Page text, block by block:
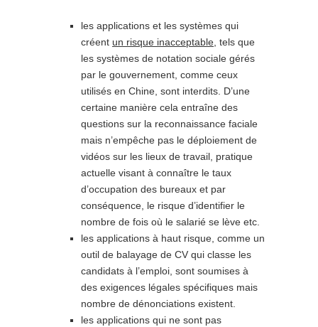
les applications et les systèmes qui
créent un risque inacceptable , tels que
les systèmes de notation sociale gérés
par le gouvernement, comme ceux
utilisés en Chine, sont interdits. D’une
certaine manière cela entraîne des
questions sur la reconnaissance faciale
mais n’empêche pas le déploiement de
vidéos sur les lieux de travail, pratique
actuelle visant à connaître le taux
d’occupation des bureaux et par
conséquence, le risque d’identifier le
nombre de fois où le salarié se lève etc.
les applications à haut risque, comme un
outil de balayage de CV qui classe les
candidats à l’emploi, sont soumises à
des exigences légales spécifiques mais
nombre de dénonciations existent.
les applications qui ne sont pas